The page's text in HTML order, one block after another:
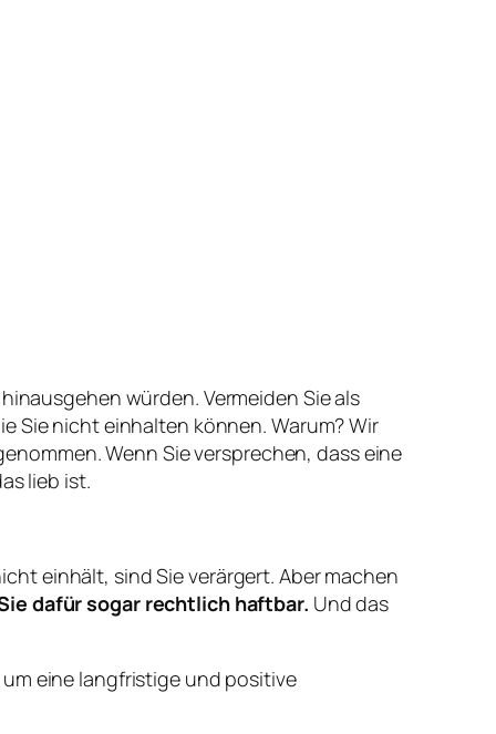
würden. Vermeiden Sie als
Sie nicht einhalten können. Warum? Wir
Wenn Sie versprechen, dass eine
lieb ist.
einhält, sind Sie verärgert. Aber machen
dafür sogar rechtlich haftbar. Und das
eine langfristige und positive